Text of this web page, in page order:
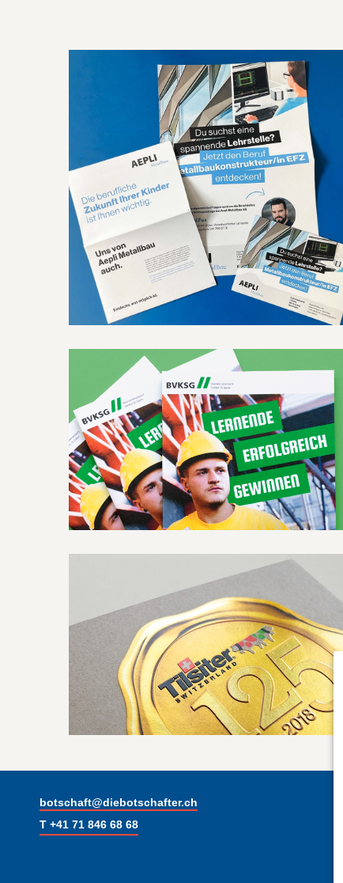
Die Aepli Metallbau AG setzt mit ihrer Lehrlingskampagne
auch 2024 auf aktive Nachwuchsförderung. Im Oktober
und November bot das Unternehmen sechs
Schnuppernachmittage in Gossau an, bei denen
interessierte Jugendliche die Chance hatten, die Welt
des Metallbaus kennenzulernen.
botschaft@diebotschafter.ch
T +41 71 846 68 68